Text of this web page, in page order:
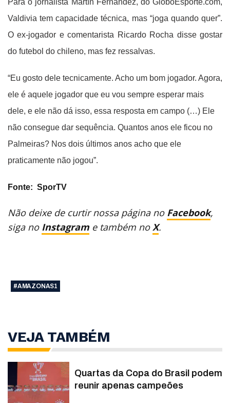
Para o jornalista Martín Fernandez, do GloboEsporte.com,
Valdivia tem capacidade técnica, mas “joga quando quer”.
O ex-jogador e comentarista Ricardo Rocha disse gostar
do futebol do chileno, mas fez ressalvas.
“Eu gosto dele tecnicamente. Acho um bom jogador. Agora,
ele é aquele jogador que eu vou sempre esperar mais
dele, e ele não dá isso, essa resposta em campo (…) Ele
não consegue dar sequência. Quantos anos ele ficou no
Palmeiras? Nos dois últimos anos acho que ele
praticamente não jogou”.
Fonte: SporTV
Não deixe de curtir nossa página no Facebook,
siga no Instagram e também noX.
#AMAZONAS1
VEJA TAMBÉM
Quartas da Copa do Brasil podem
reunir apenas campeões